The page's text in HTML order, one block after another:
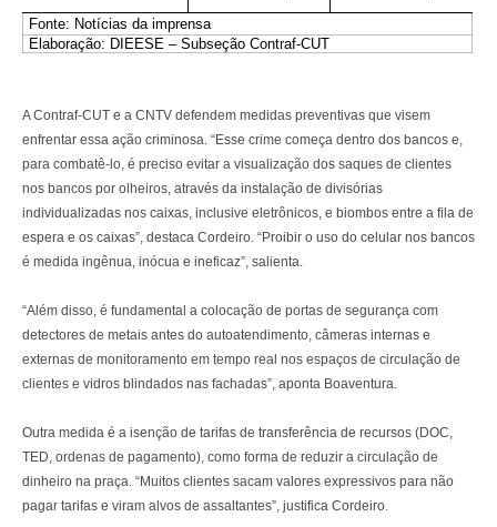
Fonte: Notícias da imprensa
Elaboração: DIEESE – Subseção Contraf-CUT
A Contraf-CUT e a CNTV defendem medidas preventivas que visem
enfrentar essa ação criminosa. “Esse crime começa dentro dos bancos e,
para combatê-lo, é preciso evitar a visualização dos saques de clientes
nos bancos por olheiros, através da instalação de divisórias
individualizadas nos caixas, inclusive eletrônicos, e biombos entre a fila de
espera e os caixas”, destaca Cordeiro. “Proibir o uso do celular nos bancos
é medida ingênua, inócua e ineficaz”, salienta.
“Além disso, é fundamental a colocação de portas de segurança com
detectores de metais antes do autoatendimento, câmeras internas e
externas de monitoramento em tempo real nos espaços de circulação de
clientes e vidros blindados nas fachadas”, aponta Boaventura.
Outra medida é a isenção de tarifas de transferência de recursos (DOC,
TED, ordenas de pagamento), como forma de reduzir a circulação de
dinheiro na praça. “Muitos clientes sacam valores expressivos para não
pagar tarifas e viram alvos de assaltantes”, justifica Cordeiro.